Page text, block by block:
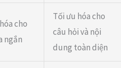
cho
ngắn
Tối ưu hóa cho
câu hỏi và nội
dung toàn diện